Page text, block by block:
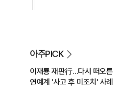
아주PICK
이재룡 재판行…다시 떠오른
연예계 '사고 후 미조치' 사례